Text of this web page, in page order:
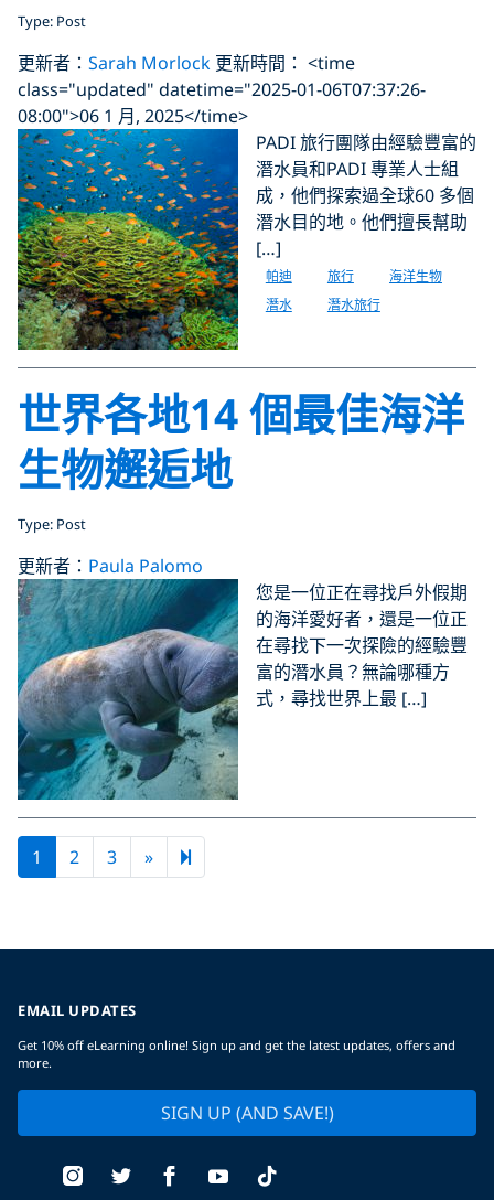
Type: Post
更新者： Sarah Morlock 更新時間： <time
class="updated" datetime="2025-01-06T07:37:26-
08:00">06 1 月, 2025</time>
PADI 旅行團隊由經驗豐富的
潛水員和PADI 專業人士組
成，他們探索過全球60 多個
潛水目的地。他們擅長幫助
[…]
帕迪 旅行
海洋生物
潛水
潛水旅行
世界各地14 個最佳海洋
生物邂逅地
Type: Post
更新者： Paula Palomo
您是一位正在尋找戶外假期
的海洋愛好者，還是一位正
在尋找下一次探險的經驗豐
富的潛水員？無論哪種方
式，尋找世界上最 […]
1 2 3 »Next page
6
EMAIL UPDATES
Get 10% off eLearning online! Sign up and get the latest updates, offers and
more.
SIGN UP (AND SAVE!)